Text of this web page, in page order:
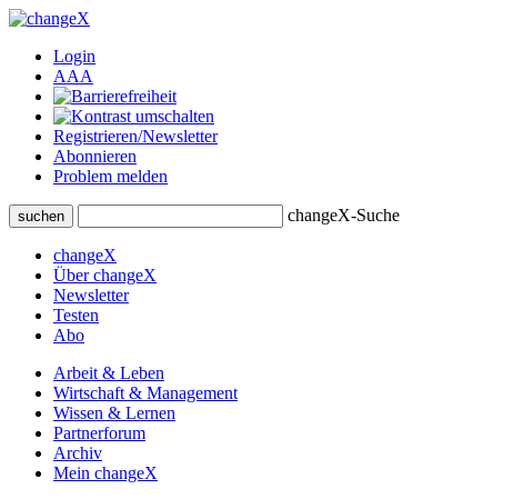
Login
AAA
Registrieren/Newsletter
Abonnieren
Problem melden
suchen changeX-Suche
changeX
Über changeX
Newsletter
Testen
Abo
Arbeit & Leben
Wirtschaft & Management
Wissen & Lernen
Partnerforum
Archiv
Mein changeX